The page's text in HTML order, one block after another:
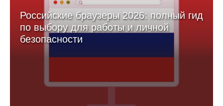
Российские браузеры 2026: полный гид
по выбору для работы и личной
безопасности